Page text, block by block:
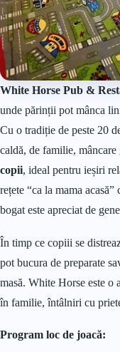
White Horse Pub &
unde părinții pot mânca
Cu o tradiție de peste 20
caldă, de familie, mâncare
copii, ideal pentru ieșiri
rețete “ca la mama
bogat este apreciat de
În timp ce copiii se
pot bucura de preparate
masă. White Horse este o
în familie, întâlniri cu
Program loc de joacă: